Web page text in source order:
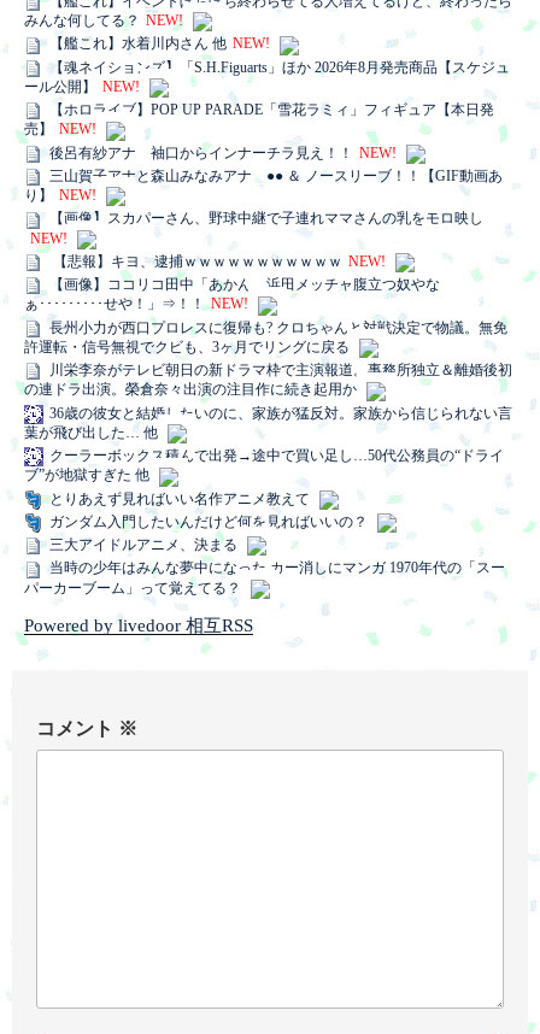
みんな何してる？ NEW!
【艦これ】水着川内さん 他 NEW!
【魂ネイションズ】「S.H.Figuarts」ほか 2026年8月発売商品【スケジュ
ール公開】
NEW!
【ホロライブ】POP UP PARADE「雪花ラミィ」フィギュア【本日発
売】
NEW!
後呂有紗アナ 袖口からインナーチラ見え！！
NEW!
三山賀子アナと森山みなみアナ ●● ＆ ノースリーブ！！【GIF動画あ
り】
NEW!
【画像】スカパーさん、野球中継で子連れママさんの乳をモロ映し
NEW!
【悲報】キヨ、逮捕ｗｗｗｗｗｗｗｗｗｗｗ NEW!
【画像】ココリコ田中「あかん、浜田メッチャ腹立つ奴やな
ぁ･････････せや！」⇒！！ NEW!
長州小力が西口プロレスに復帰も? クロちゃんと対戦決定で物議。無免
許運転・信号無視でクビも、3ヶ月でリングに戻る
川栄李奈がテレビ朝日の新ドラマ枠で主演報道。事務所独立＆離婚後初
の連ドラ出演。榮倉奈々出演の注目作に続き起用か
36歳の彼女と結婚したいのに、家族が猛反対。家族から信じられない言
葉が飛び出した… 他
クーラーボックス積んで出発→途中で買い足し…50代公務員の“ドライ
ブ”が地獄すぎた 他
とりあえず見ればいい名作アニメ教えて
ガンダム入門したいんだけど何を見ればいいの？
三大アイドルアニメ、決まる
当時の少年はみんな夢中になった カー消しにマンガ 1970年代の「スー
パーカーブーム」って覚えてる？
Powered by livedoor 相互RSS
コメント ※